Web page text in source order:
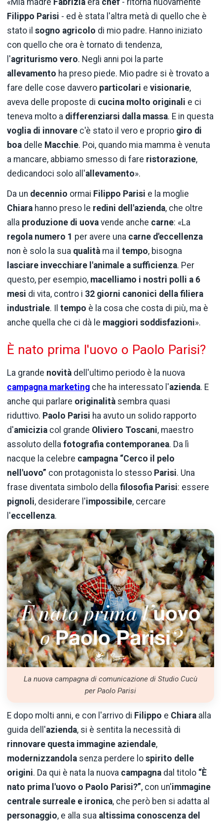
«Mia madre Fabrizia era chef - ritorna nuovamente
Filippo Parisi - ed è stata l'altra metà di quello che è
stato il sogno agricolo di mio padre. Hanno iniziato
con quello che ora è tornato di tendenza,
l'agriturismo vero. Negli anni poi la parte
allevamento ha preso piede. Mio padre si è trovato a
fare delle cose davvero particolari e visionarie,
aveva delle proposte di cucina molto originali e ci
teneva molto a differenziarsi dalla massa. E in questa
voglia di innovare c'è stato il vero e proprio giro di
boa delle Macchie. Poi, quando mia mamma è venuta
a mancare, abbiamo smesso di fare ristorazione,
dedicandoci solo all'allevamento».
Da un decennio ormai Filippo Parisi e la moglie
Chiara hanno preso le redini dell'azienda, che oltre
alla produzione di uova vende anche carne: «La
regola numero 1 per avere una carne d'eccellenza
non è solo la sua qualità ma il tempo, bisogna
lasciare invecchiare l'animale a sufficienza. Per
questo, per esempio, macelliamo i nostri polli a 6
mesi di vita, contro i 32 giorni canonici della filiera
industriale. Il tempo è la cosa che costa di più, ma è
anche quella che ci dà le maggiori soddisfazioni».
È nato prima l'uovo o Paolo Parisi?
La grande novità dell'ultimo periodo è la nuova
campagna marketing che ha interessato l'azienda. E
anche qui parlare originalità sembra quasi
riduttivo. Paolo Parisi ha avuto un solido rapporto
d'amicizia col grande Oliviero Toscani, maestro
assoluto della fotografia contemporanea. Da lì
nacque la celebre campagna “Cerco il pelo
nell'uovo” con protagonista lo stesso Parisi. Una
frase diventata simbolo della filosofia Parisi: essere
pignoli, desiderare l'impossibile, cercare
l'eccellenza.
La nuova campagna di comunicazione di Studio Cucù
per Paolo Parisi
E dopo molti anni, e con l'arrivo di Filippo e Chiara alla
guida dell'azienda, si è sentita la necessità di
rinnovare questa immagine aziendale,
modernizzandola senza perdere lo spirito delle
origini. Da qui è nata la nuova campagna dal titolo “È
nato prima l'uovo o Paolo Parisi?”, con un'immagine
centrale surreale e ironica, che però ben si adatta al
personaggio, e alla sua altissima conoscenza del